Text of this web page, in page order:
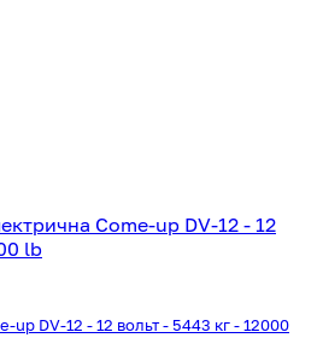
up DV-12 - 12 вольт - 5443 кг - 12000